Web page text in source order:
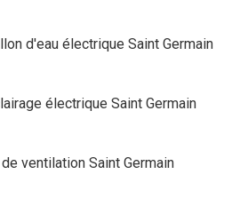
d'eau électrique Saint Germain
électrique Saint Germain
ventilation Saint Germain